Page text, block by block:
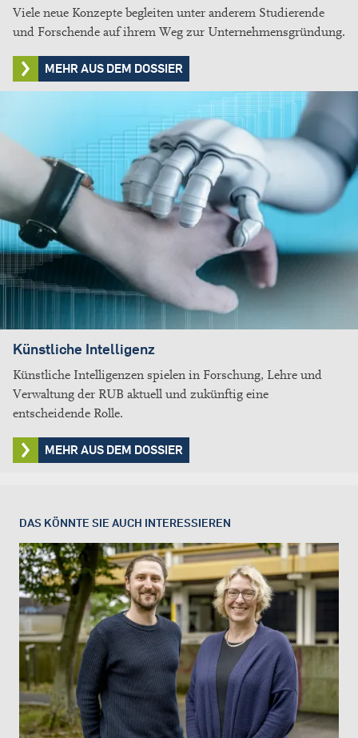
Viele neue Konzepte begleiten unter anderem Studierende
und Forschende auf ihrem Weg zur Unternehmensgründung.
MEHR AUS DEM DOSSIER
Künstliche Intelligenz
Künstliche Intelligenzen spielen in Forschung, Lehre und
Verwaltung der RUB aktuell und zukünftig eine
entscheidende Rolle.
MEHR AUS DEM DOSSIER
DAS KÖNNTE SIE AUCH INTERESSIEREN